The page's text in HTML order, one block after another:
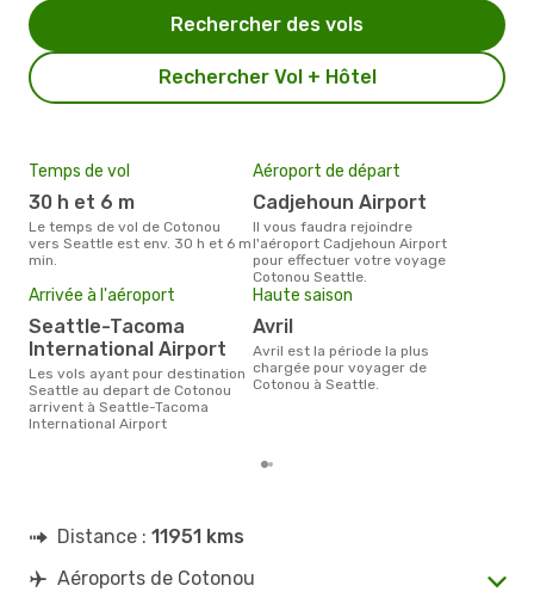
Rechercher Vol + Hôtel
Rechercher des vols
Temps de vol
30 h et 6 m
Le temps de vol de Cotonou
vers Seattle est env. 30 h et 6 m
min.
Aéroport de départ
Cadjehoun Airport
Il vous faudra rejoindre
l'aéroport Cadjehoun Airport
pour effectuer votre voyage
Cotonou Seattle.
Arrivée à l'aéroport
Seattle-Tacoma
International Airport
Les vols ayant pour destination
Seattle au depart de Cotonou
arrivent à Seattle-Tacoma
International Airport
Haute saison
avril
avril est la période la plus
chargée pour voyager de
Cotonou à Seattle.
Distance : 11951 kms
Aéroports de Cotonou